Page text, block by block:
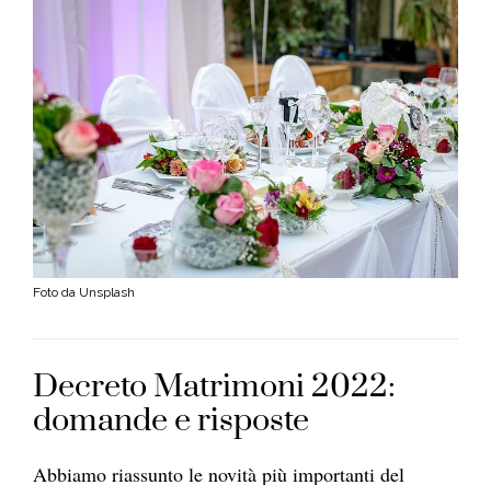
Foto da Unsplash
Decreto Matrimoni 2022:
domande e risposte
Abbiamo riassunto le novità più importanti del